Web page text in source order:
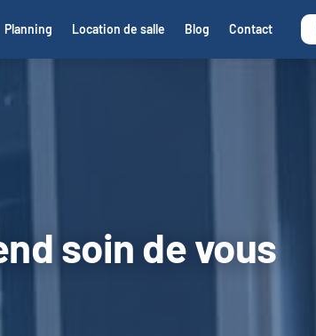
Planning Location de salle Blog Contact
soin de vous